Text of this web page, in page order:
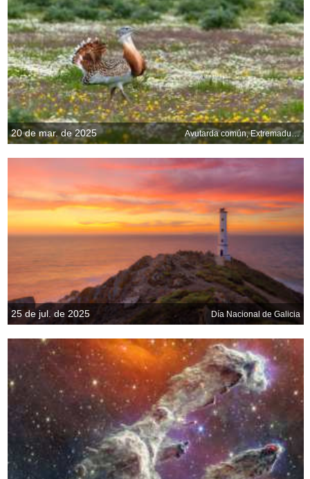
20 de mar. de 2025 Avutarda común, Extremadura, España
25 de jul. de 2025 Día Nacional de Galicia